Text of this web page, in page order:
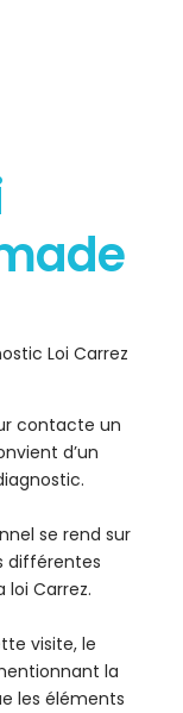
Loi Carrez
contacte un
d’un
se rend sur
différentes
Carrez.
visite, le
la
les éléments